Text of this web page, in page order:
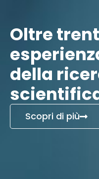
Oltre
della
Scopri di più